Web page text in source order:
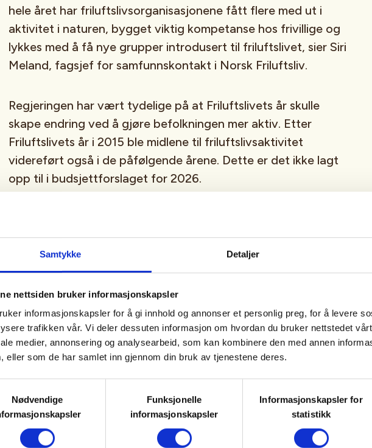
Samtykke Detaljer
nettsiden bruker informasjonskapsler
informasjonskapsler for å gi innhold og annonser et personlig preg, for å levere
trafikken vår. Vi deler dessuten informasjon om hvordan du bruker nettstedet
medier, annonsering og analysearbeid, som kan kombinere den med annen
eller som de har samlet inn gjennom din bruk av tjenestene deres.
Nødvendige
Funksjonelle
informasjonskapsler
Informasjonskapsler for
statistikk
hele året har friluftslivsorganisasjonene fått flere med ut i
aktivitet i naturen, bygget viktig kompetanse hos frivillige og
lykkes med å få nye grupper introdusert til friluftslivet, sier Siri
Meland, fagsjef for samfunnskontakt i Norsk Friluftsliv.
Regjeringen har vært tydelige på at Friluftslivets år skulle
skape endring ved å gjøre befolkningen mer aktiv. Etter
Friluftslivets år i 2015 ble midlene til friluftslivsaktivitet
videreført også i de påfølgende årene. Dette er det ikke lagt
opp til i budsjettforslaget for 2026.
Frivilligheten må styrkes
Meland sier at friluftslivsorganisasjonene står klare til å følge
opp det gode arbeidet, men advarer om at kutt i midlene vil
svekke de frivillige organisasjonenes arbeid:
– Gjennom Friluftslivets år har organisasjoner og frivillige fått
igjen som et kortvarig stunt, snarere enn å gi en varig effekt.